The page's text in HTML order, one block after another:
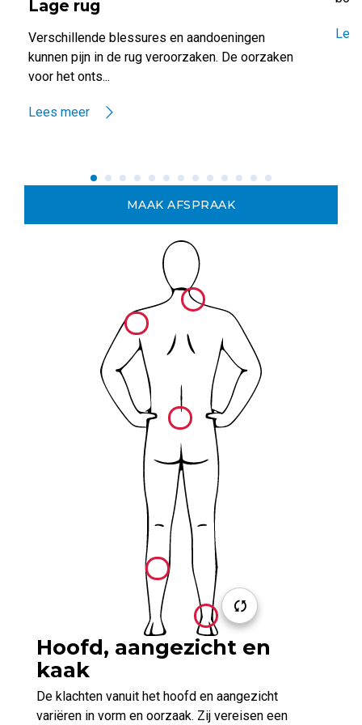
Lage rug
Verschillende blessures en aandoeningen
kunnen pijn in de rug veroorzaken. De oorzaken
voor het onts...
Lees meer
MAAK AFSPRAAK
Hoofd, aangezicht en
kaak
De klachten vanuit het hoofd en aangezicht
variëren in vorm en oorzaak. Zij vereisen een